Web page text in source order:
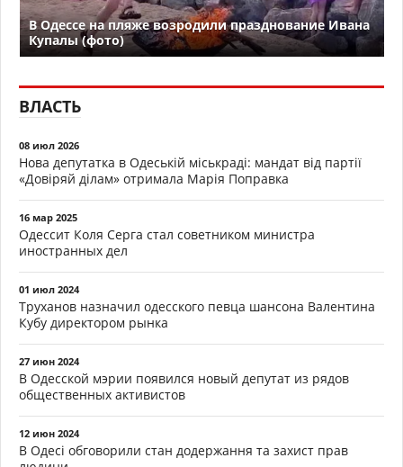
В Одессе на пляже возродили празднование Ивана
Купалы (фото)
ВЛАСТЬ
08 июл 2026
Нова депутатка в Одеській міськраді: мандат від партії
«Довіряй ділам» отримала Марія Поправка
16 мар 2025
Одессит Коля Серга стал советником министра
иностранных дел
01 июл 2024
Труханов назначил одесского певца шансона Валентина
Кубу директором рынка
27 июн 2024
В Одесской мэрии появился новый депутат из рядов
общественных активистов
12 июн 2024
В Одесі обговорили стан додержання та захист прав